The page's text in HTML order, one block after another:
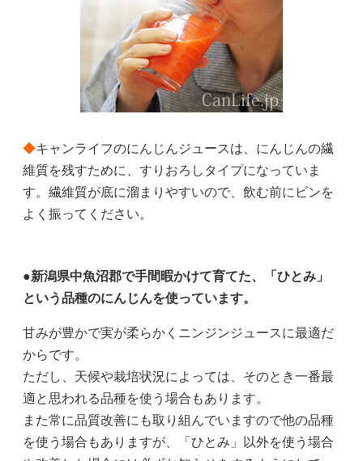
◆キャンライフのにんじんジュースは、にんじんの繊
維質を残すために、すりおろしタイプになっていま
す。繊維質が底に溜まりやすいので、飲む前にビンを
よく振ってください。
●新潟県中魚沼郡で手間暇かけて育てた、「ひとみ」
という品種のにんじんを使っています。
甘みが豊かで実が柔らかくニンジンジュースに最適だ
からです。
ただし、天候や栽培状況によっては、そのとき一番最
適と思われる品種を使う場合もあります。
また常に品質改善にも取り組んでいますので他の品種
を使う場合もありますが、「ひとみ」以外を使う場合